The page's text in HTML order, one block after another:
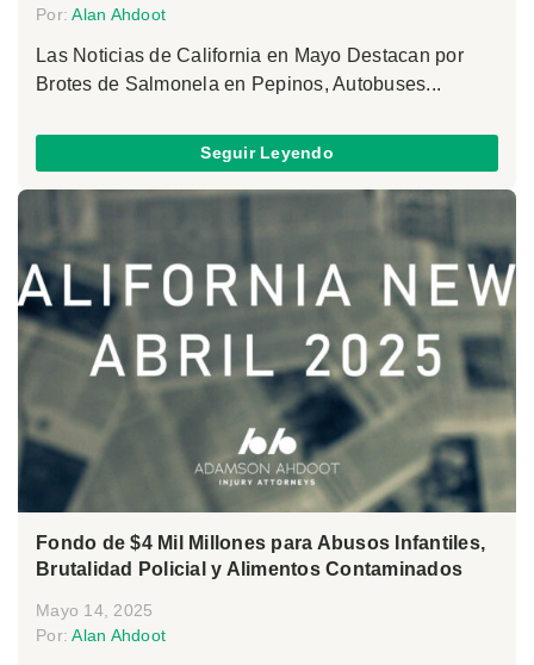
Por:Alan Ahdoot
Las Noticias de California en Mayo Destacan por
Brotes de Salmonela en Pepinos, Autobuses...
Seguir Leyendo
Fondo de $4 Mil Millones para Abusos Infantiles,
Brutalidad Policial y Alimentos Contaminados
Mayo 14, 2025
Por:Alan Ahdoot